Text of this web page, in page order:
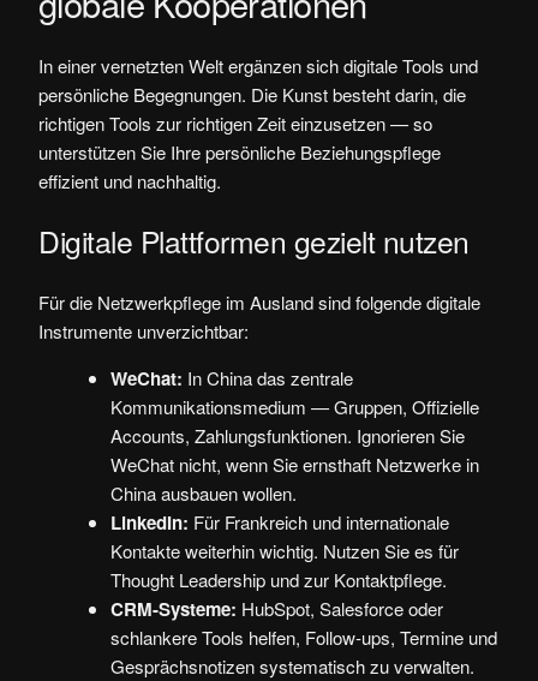
In einer vernetzten Welt ergänzen sich digitale Tools und
persönliche Begegnungen. Die Kunst besteht darin, die
richtigen Tools zur richtigen Zeit einzusetzen — so
unterstützen Sie Ihre persönliche Beziehungspflege
effizient und nachhaltig.
Digitale Plattformen gezielt nutzen
Für die Netzwerkpflege im Ausland sind folgende digitale
Instrumente unverzichtbar:
WeChat: In China das zentrale
Kommunikationsmedium — Gruppen, Offizielle
Accounts, Zahlungsfunktionen. Ignorieren Sie
WeChat nicht, wenn Sie ernsthaft Netzwerke in
China ausbauen wollen.
LinkedIn: Für Frankreich und internationale
Kontakte weiterhin wichtig. Nutzen Sie es für
Thought Leadership und zur Kontaktpflege.
CRM-Systeme: HubSpot, Salesforce oder
schlankere Tools helfen, Follow-ups, Termine und
Gesprächsnotizen systematisch zu verwalten.